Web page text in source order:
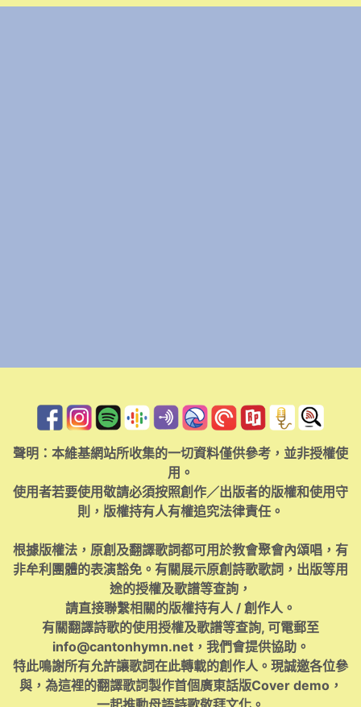
聲明：本維基網站所收集的一切資料僅供參考，並非授權使
用。
使用者若要使用敬請必須按照創作／出版者的版權和使用守
則，版權持有人有權追究法律責任。
根據版權法，原創及翻譯歌詞都可用於教會聚會內頌唱，有
非牟利團體的表演豁免。有關展示原創詩歌歌詞，出版等用
途的授權及歌譜等查詢，
請直接聯繫相關的版權持有人 / 創作人。
有關翻譯詩歌的使用授權及歌譜等查詢, 可電郵至
info@cantonhymn.net，我們會提供協助。
特此鳴謝所有允許讓歌詞在此轉載的創作人。現誠邀各位參
與，為這裡的翻譯歌詞製作首個廣東話版Cover demo，